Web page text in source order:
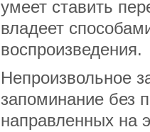
умеет ставить
владеет
воспроизведения.
Непроизвольное
запоминание без
направленных на